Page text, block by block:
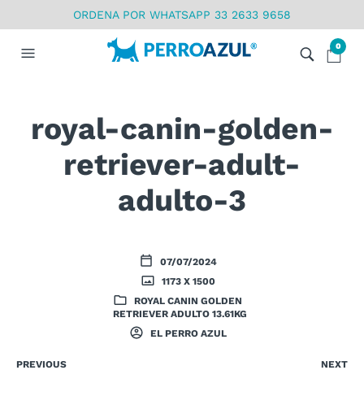
ORDENA POR WHATSAPP 33 2633 9658
0
royal-canin-golden-
retriever-adult-
adulto-3
07/07/2024
1173 X 1500
ROYAL CANIN GOLDEN
RETRIEVER ADULTO 13.61KG
EL PERRO AZUL
PREVIOUS NEXT